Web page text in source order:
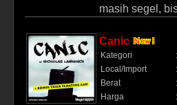
masih segel,
Canic
Kategori
:
Local/Import
:
Berat
:
Harga
: